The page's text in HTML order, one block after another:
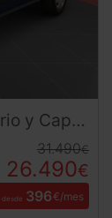
388 €/mes
31.490€
26.490€
desde 396€/mes